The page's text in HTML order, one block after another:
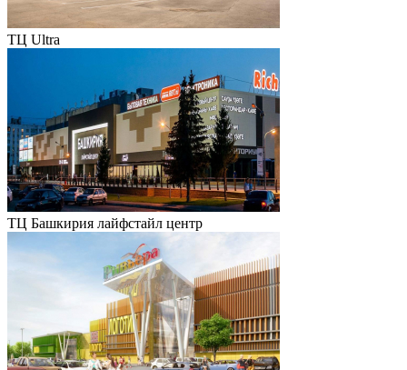
ТЦ Ultra
ТЦ Башкирия лайфстайл центр